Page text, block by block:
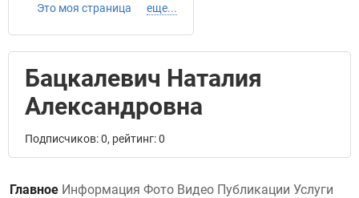
Это моя страница еще...
Бацкалевич Наталия
Александровна
Подписчиков: 0, рейтинг: 0
Главное Информация Фото Видео Публикации Услуги